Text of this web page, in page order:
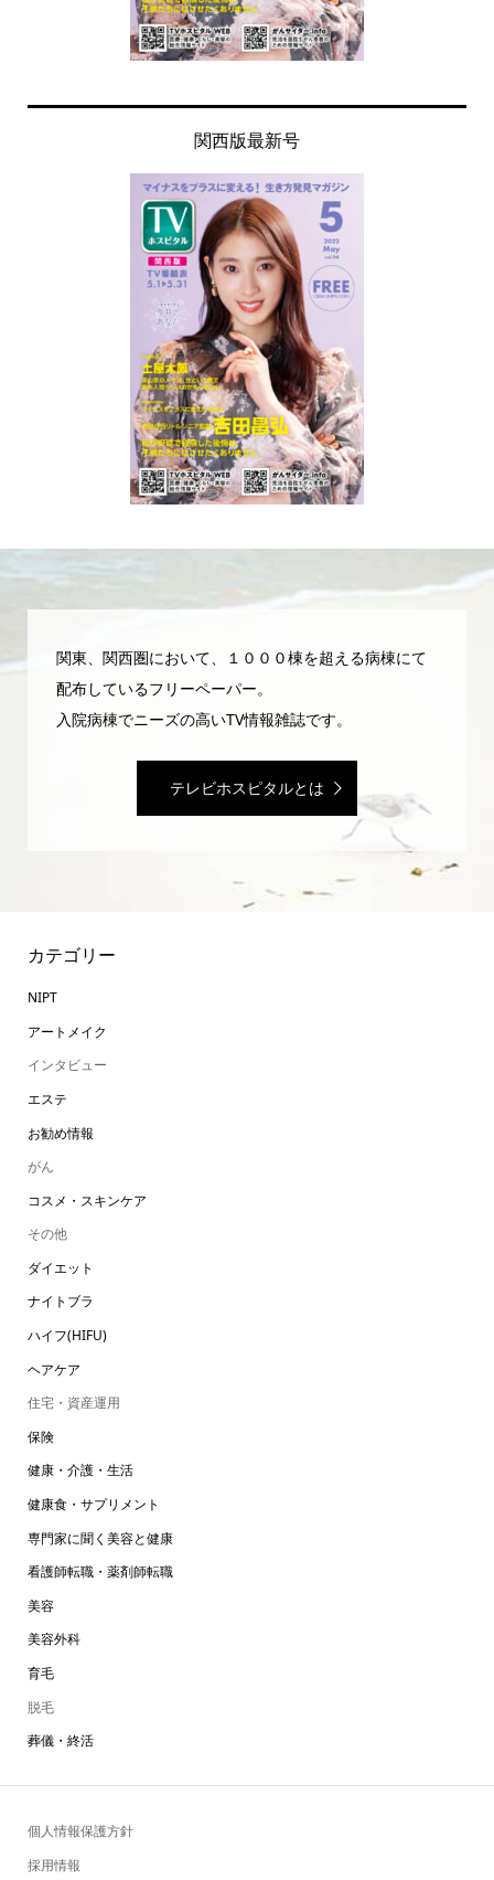
関西版最新号
関東、関西圏において、１０００棟を超える病棟にて
配布しているフリーペーパー。
入院病棟でニーズの高いTV情報雑誌です。
テレビホスピタルとは
カテゴリー
NIPT
アートメイク
インタビュー
エステ
お勧め情報
がん
コスメ・スキンケア
その他
ダイエット
ナイトブラ
ハイフ(HIFU)
ヘアケア
住宅・資産運用
保険
健康・介護・生活
健康食・サプリメント
専門家に聞く美容と健康
看護師転職・薬剤師転職
美容
美容外科
育毛
脱毛
葬儀・終活
個人情報保護方針
採用情報